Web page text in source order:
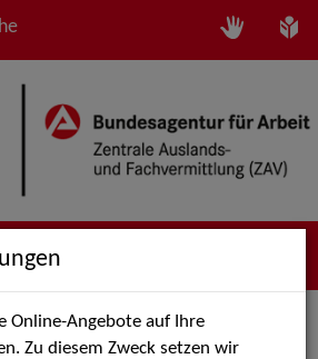
- Christian Schaefer
Online-Angebote auf Ihre
Zu diesem Zweck setzen wir